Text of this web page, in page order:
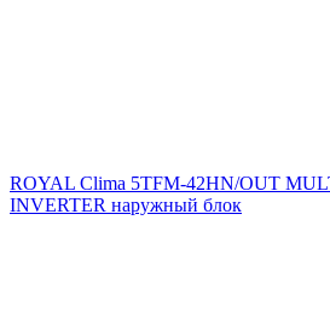
ROYAL Clima 5TFM-42HN/OUT
INVERTER наружный блок